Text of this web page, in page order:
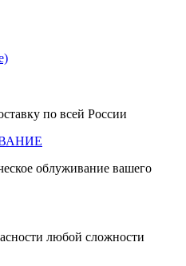
по всей России
облуживание вашего
любой сложности